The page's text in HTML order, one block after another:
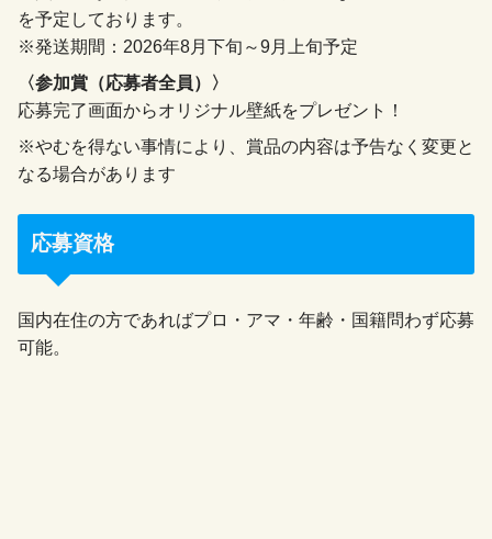
を予定しております。
※発送期間：2026年8月下旬～9月上旬予定
〈参加賞（応募者全員）〉
応募完了画面からオリジナル壁紙をプレゼント！
※やむを得ない事情により、賞品の内容は予告なく変更と
なる場合があります
応募資格
国内在住の方であればプロ・アマ・年齢・国籍問わず応募
可能。